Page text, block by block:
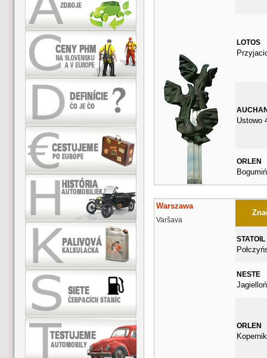
LOTOS
Ustowo
ORLEN
Warszawa
Varšava
STATOIL
NESTE
ORLEN